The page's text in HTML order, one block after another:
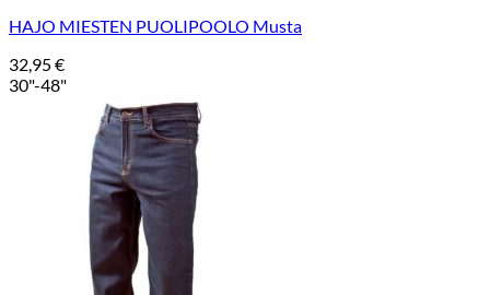
HAJO MIESTEN PUOLIPOOLO Musta
32,95€
30"-48"